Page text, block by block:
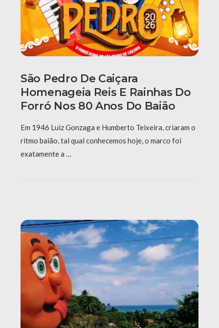
São Pedro De Caiçara
Homenageia Reis E Rainhas Do
Forró Nos 80 Anos Do Baião
Em 1946 Luiz Gonzaga e Humberto Teixeira, criaram o
ritmo baião, tal qual conhecemos hoje, o marco foi
exatamente a …